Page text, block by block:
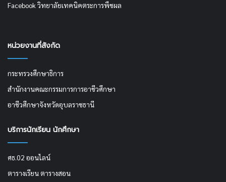
Facebook วิทยาลัยเทคนิคตระการพืชผล
หน่วยงานที่สังกัด
กระทรวงศึกษาธิการ
สำนักงานคณะกรรมการการอาชีวศึกษา
อาชีวศึกษาจังหวัดอุบลราชธานี
บริการนักเรียน นักศึกษา
ศธ.02 ออนไลน์
ตารางเรียน ตารางสอน